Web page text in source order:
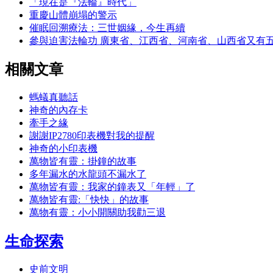
「現在是『法輪』時代」
重慶山體崩塌的警示
催眠回溯療法：三世姻緣，今生再續
參與迫害法輪功 廣東省、江西省、河南省、山西省又有
相關文章
螞蟻真聽話
神奇的內存卡
牽手之緣
謝謝IP2780印表機對我的提醒
神奇的小印表機
萬物皆有靈：掛鐘的故事
多年漏水的水龍頭不漏水了
萬物皆有靈：我家的鐘表又「年輕」了
萬物皆有靈:「快快」的故事
萬物有靈：小小開關助我勸三退
生命探索
史前文明